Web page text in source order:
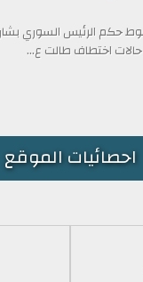
حكم الرئيس السوري
اختطاف طالت ع...
احصائيات الموقع